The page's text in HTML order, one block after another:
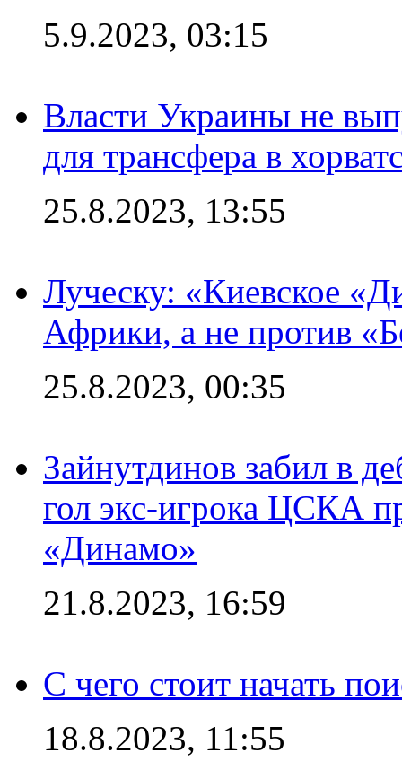
5.9.2023, 03:15
Власти Украины не
для трансфера в
25.8.2023, 13:55
Луческу: «Киевское
Африки, а не против
25.8.2023, 00:35
Зайнутдинов забил в
гол экс-игрока ЦСКА
«Динамо»
21.8.2023, 16:59
С чего стоит начать
18.8.2023, 11:55